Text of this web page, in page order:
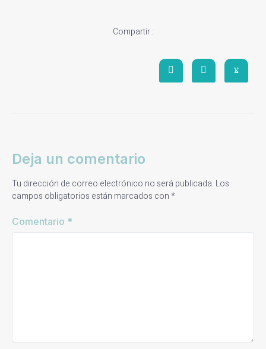
Compartir :
Deja un comentario
Tu dirección de correo electrónico no será publicada. Los
campos obligatorios están marcados con*
Comentario *